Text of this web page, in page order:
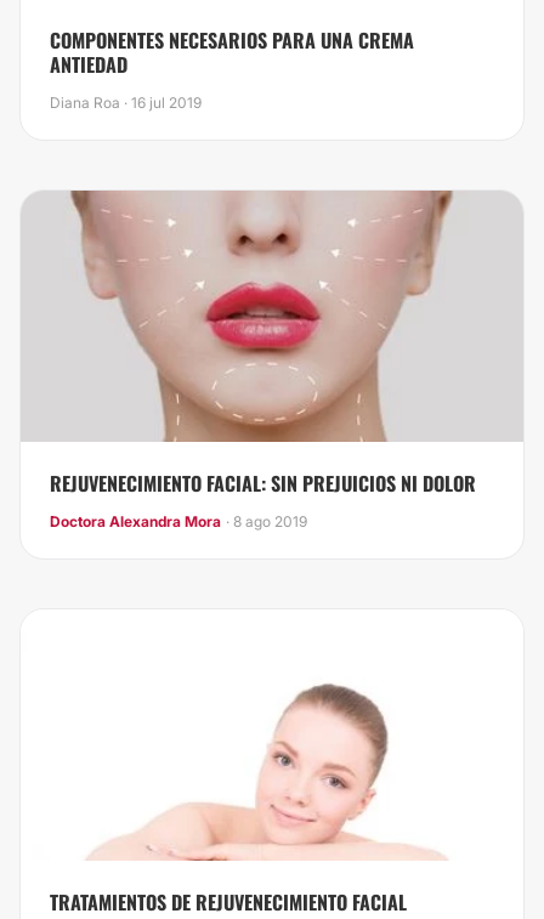
COMPONENTES NECESARIOS PARA UNA CREMA
ANTIEDAD
Diana Roa · 16 jul 2019
REJUVENECIMIENTO FACIAL: SIN PREJUICIOS NI DOLOR
Doctora Alexandra Mora · 8 ago 2019
TRATAMIENTOS DE REJUVENECIMIENTO FACIAL